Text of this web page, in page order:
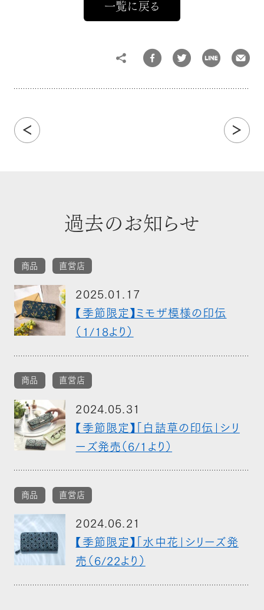
一覧に戻る
Share
過去のお知らせ
商品 直営店
2025.01.17
【季節限定】ミモザ模様の印伝
（1/18より）
商品 直営店
2024.05.31
【季節限定】「白詰草の印伝」シリ
ーズ発売（6/1より）
商品 直営店
2024.06.21
【季節限定】「水中花」シリーズ発
売（6/22より）